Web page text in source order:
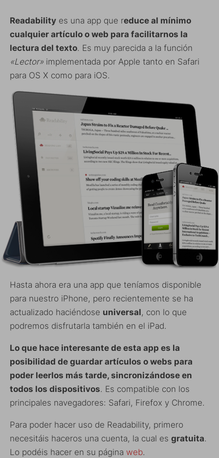
Readability es una app que reduce al mínimo
cualquier artículo o web para facilitarnos la
lectura del texto. Es muy parecida a la función
«Lector» implementada por Apple tanto en Safari
para OS X como para iOS.
Hasta ahora era una app que teníamos disponible
para nuestro iPhone, pero recientemente se ha
actualizado haciéndose universal, con lo que
podremos disfrutarla también en el iPad.
Lo que hace interesante de esta app es la
posibilidad de guardar artículos o webs para
poder leerlos más tarde, sincronizándose en
todos los dispositivos. Es compatible con los
principales navegadores: Safari, Firefox y Chrome.
Para poder hacer uso de Readability, primero
necesitáis haceros una cuenta, la cual es gratuita.
Lo podéis hacer en su página web.